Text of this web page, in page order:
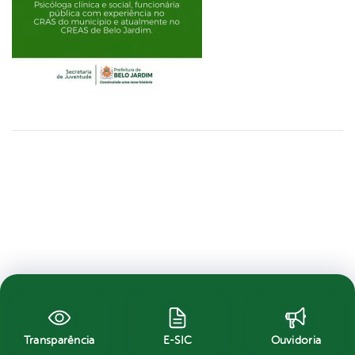
Transparência E-SIC Ouvidoria